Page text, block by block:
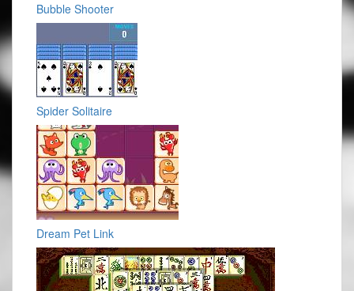
Bubble Shooter
Spider Solitaire
Dream Pet Link